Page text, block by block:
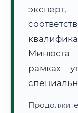
Минюста
рамках